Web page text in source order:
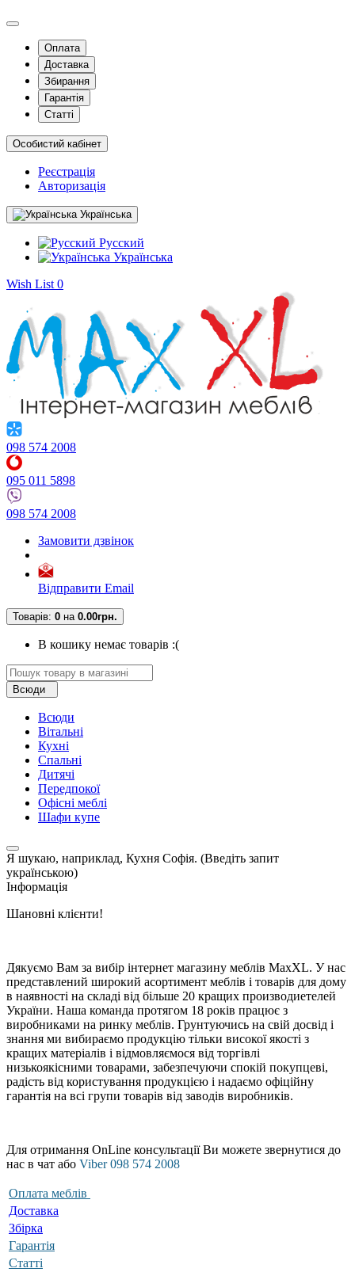
Оплата
Доставка
Збирання
Гарантія
Статті
Особистий кабінет
Реєстрація
Авторизація
Українська
Русский
Українська
Wish List 0
098 574 2008
095 011 5898
098 574 2008
Замовити дзвінок
Відправити Email
Товарів: 0 на 0.00грн.
В кошику немає товарів :(
Всюди
Всюди
Вітальні
Кухні
Спальні
Дитячі
Передпокої
Офісні меблі
Шафи купе
Я шукаю, наприклад, Кухня Софія. (Введіть запит
українською)
Інформація
Шановні клієнти!
Дякуємо Вам за вибір інтернет магазину меблів MaxXL. У нас
представлений широкий асортимент меблів і товарів для дому
в наявності на складі від більше 20 кращих производиетелей
України. Наша команда протягом 18 років працює з
виробниками на ринку меблів. Грунтуючись на свій досвід і
знання ми вибираємо продукцію тільки високої якості з
кращих матеріалів і відмовляємося від торгівлі
низькоякісними товарами, забезпечуючи спокій покупцеві,
радість від користування продукцією і надаємо офіційну
гарантія на всі групи товарів від заводів виробників.
Для отримання OnLine консультації Ви можете звернутися до
нас в чат або Viber 098 574 2008
Оплата меблів
Доставка
Збірка
Гарантія
Статті